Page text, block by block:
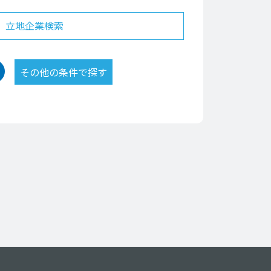
立地企業検索